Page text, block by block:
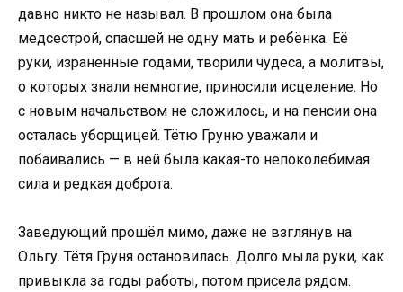
давно никто не называл. В прошлом она была
медсестрой, спасшей не одну мать и ребёнка. Её
руки, израненные годами, творили чудеса, а молитвы,
о которых знали немногие, приносили исцеление. Но
с новым начальством не сложилось, и на пенсии она
осталась уборщицей. Тётю Груню уважали и
побаивались — в ней была какая-то непоколебимая
сила и редкая доброта.
Заведующий прошёл мимо, даже не взглянув на
Ольгу. Тётя Груня остановилась. Долго мыла руки, как
привыкла за годы работы, потом присела рядом.